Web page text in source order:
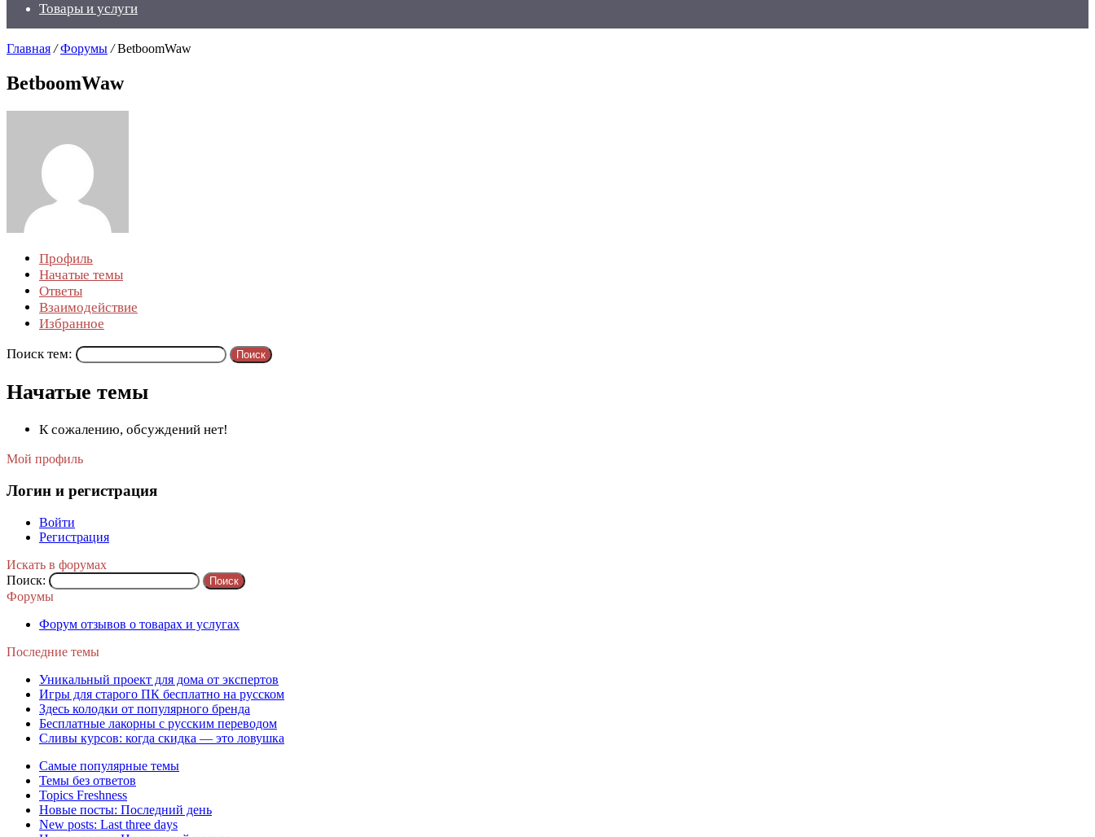
Товары и услуги
Главная / Форумы / BetboomWaw
BetboomWaw
Профиль
Начатые темы
Ответы
Взаимодействие
Избранное
Поиск тем:
Начатые темы
К сожалению, обсуждений нет!
Мой профиль
Логин и регистрация
Войти
Регистрация
Искать в форумах
Поиск:
Форумы
Форум отзывов о товарах и услугах
Последние темы
Уникальный проект для дома от экспертов
Игры для старого ПК бесплатно на русском
Здесь колодки от популярного бренда
Бесплатные лакорны с русским переводом
Сливы курсов: когда скидка — это ловушка
Самые популярные темы
Темы без ответов
Topics Freshness
Новые посты: Последний день
New posts: Last three days